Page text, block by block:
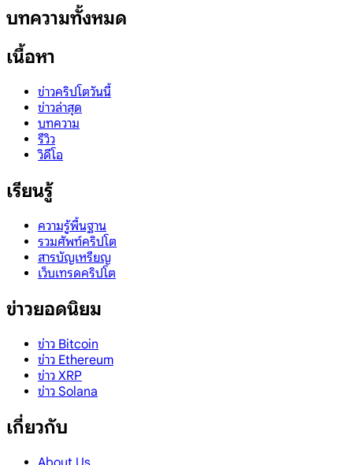
บทความทั้งหมด
เนื้อหา
ข่าวคริปโตวันนี้
ข่าวล่าสุด
บทความ
รีวิว
วิดีโอ
เรียนรู้
ความรู้พื้นฐาน
รวมศัพท์คริปโต
สารบัญเหรียญ
เว็บเทรดคริปโต
ข่าวยอดนิยม
ข่าว Bitcoin
ข่าว Ethereum
ข่าว XRP
ข่าว Solana
เกี่ยวกับ